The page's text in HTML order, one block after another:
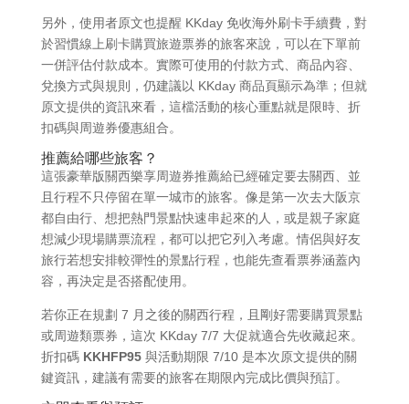
另外，使用者原文也提醒 KKday 免收海外刷卡手續費，對
於習慣線上刷卡購買旅遊票券的旅客來說，可以在下單前
一併評估付款成本。實際可使用的付款方式、商品內容、
兌換方式與規則，仍建議以 KKday 商品頁顯示為準；但就
原文提供的資訊來看，這檔活動的核心重點就是限時、折
扣碼與周遊券優惠組合。
推薦給哪些旅客？
這張豪華版關西樂享周遊券推薦給已經確定要去關西、並
且行程不只停留在單一城市的旅客。像是第一次去大阪京
都自由行、想把熱門景點快速串起來的人，或是親子家庭
想減少現場購票流程，都可以把它列入考慮。情侶與好友
旅行若想安排較彈性的景點行程，也能先查看票券涵蓋內
容，再決定是否搭配使用。
若你正在規劃 7 月之後的關西行程，且剛好需要購買景點
或周遊類票券，這次 KKday 7/7 大促就適合先收藏起來。
折扣碼 KKHFP95與活動期限 7/10 是本次原文提供的關
鍵資訊，建議有需要的旅客在期限內完成比價與預訂。